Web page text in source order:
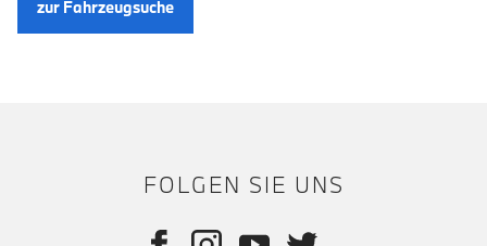
zur Fahrzeugsuche
FOLGEN SIE UNS